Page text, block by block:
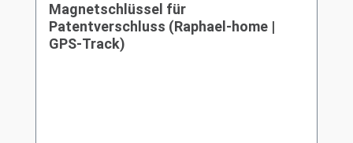
Magnetschlüssel für
Patentverschluss (Raphael-home |
GPS-Track)